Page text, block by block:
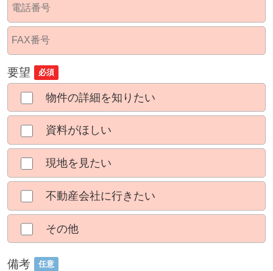
要望 必須
物件の詳細を知りたい
資料がほしい
現地を見たい
不動産会社に行きたい
その他
備考 任意